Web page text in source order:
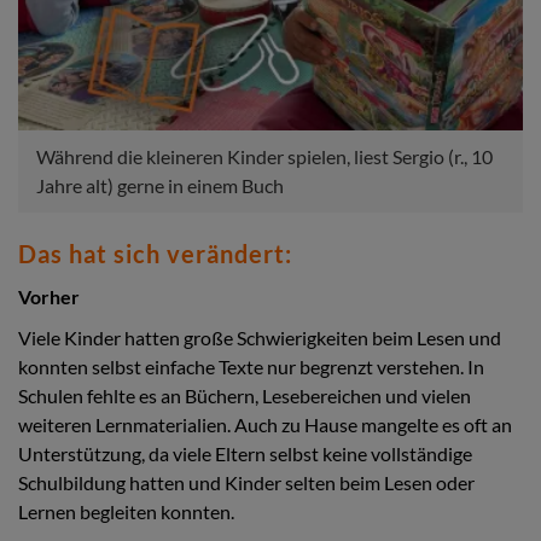
Während die kleineren Kinder spielen, liest Sergio (r., 10
Jahre alt) gerne in einem Buch
Das hat sich verändert:
Vorher
Viele Kinder hatten große Schwierigkeiten beim Lesen und
konnten selbst einfache Texte nur begrenzt verstehen. In
Schulen fehlte es an Büchern, Lesebereichen und vielen
weiteren Lernmaterialien. Auch zu Hause mangelte es oft an
Unterstützung, da viele Eltern selbst keine vollständige
Schulbildung hatten und Kinder selten beim Lesen oder
Lernen begleiten konnten.